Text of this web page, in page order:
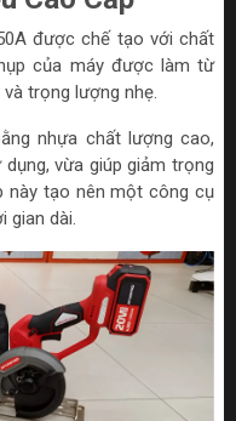
được chế tạo với chất
của máy được làm từ
trọng lượng nhẹ.
nhựa chất lượng cao,
vừa giúp giảm trọng
này tạo nên một công cụ
gian dài.